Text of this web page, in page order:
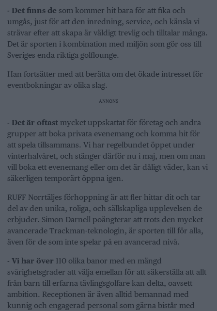
- Det finns de som kommer hit bara för att fika och
umgås, just för att den inredning, service, och känsla vi
strävar efter att skapa är väldigt trevlig och tilltalar många.
Det är sporten i kombination med miljön som gör oss till
Sveriges enda riktiga golflounge.
Han fortsätter med att berätta om det ökade intresset för
eventbokningar av olika slag.
ANNONS
- Det är oftast mycket uppskattat för företag och andra
grupper att boka privata evenemang och komma hit för
att spela tillsammans. Vi har regelbundet öppet under
vinterhalvåret, och stänger därför nu i maj, men om man
vill boka ett evenemang eller om det är dåligt väder, kan vi
säkerligen temporärt öppna igen.
RUFF Norrtäljes förhoppning är att fler hittar dit och tar
del av den unika, roliga, och sällskapliga upplevelsen de
erbjuder. Simon Darnell poängterar att trots den mycket
avancerade Trackman-teknologin, är sporten till för alla,
även för de som inte spelar på en avancerad nivå.
- Vi har över 110 olika banor med en mängd
svårighetsgrader att välja emellan för att säkerställa att allt
från barn till erfarna tävlingsgolfare kan delta, oavsett
ambition. Receptionen är även alltid bemannad med
kunnig och engagerad personal som gärna bistår med